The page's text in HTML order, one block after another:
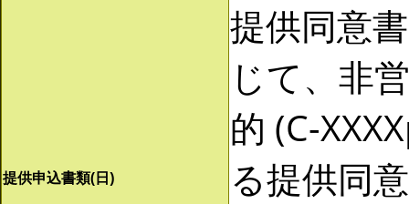
提供申込書類(日)
提供同意
じて、非
的 (C-
る提供同